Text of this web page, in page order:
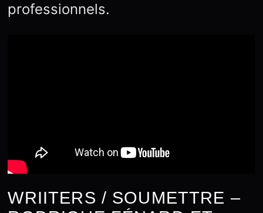
professionnels.
WRIITERS / SOUMETTRE –